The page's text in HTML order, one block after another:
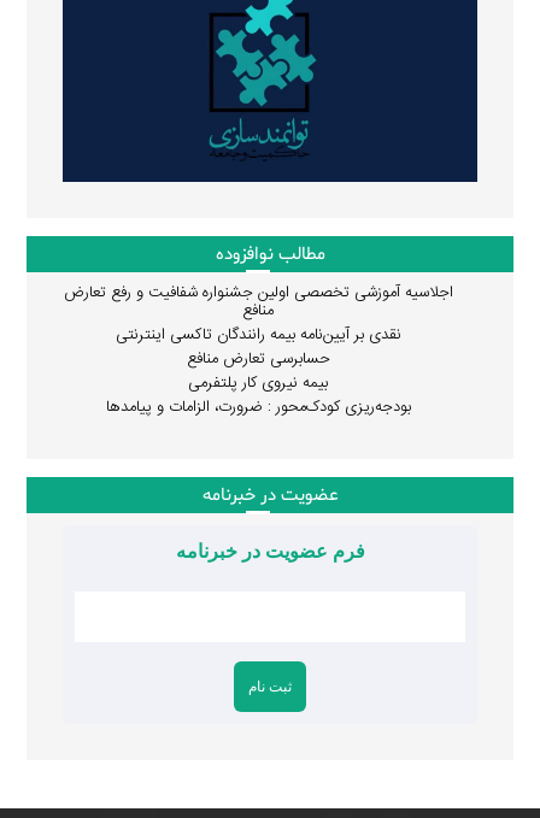
مطالب نوافزوده
اجلاسیه آموزشی تخصصی اولین جشنواره شفافیت و رفع تعارض
منافع
نقدی بر آیین‌نامه بیمه رانندگان تاکسی اینترنتی
حسابرسی تعارض منافع
بیمه نیروی کار پلتفرمی
بودجه‌ریزی کودک‌محور : ضرورت، الزامات و پیامدها
عضویت در خبرنامه
فرم عضویت در خبرنامه